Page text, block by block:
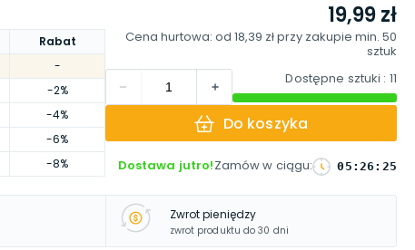
Rabat
-
-2%
-4%
-6%
-8%
19,99 zł
Cena hurtowa: od 18,39 złprzy zakupie min. 50
sztuk
Dostępne sztuki : 11
Do koszyka
Dostawa jutro!Zamów w ciągu: 05 : 26 : 24
Zwrot pieniędzy
zwrot produktu do 30 dni